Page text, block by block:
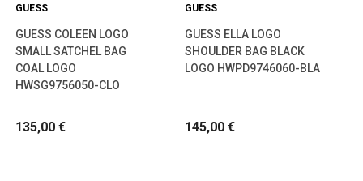
GUESS
GUESS COLEEN LOGO
SMALL SATCHEL BAG
COAL LOGO
HWSG9756050-CLO
135,00 €
GUESS
GUESS ELLA LOGO
SHOULDER BAG BLACK
LOGO HWPD9746060-BLA
145,00 €